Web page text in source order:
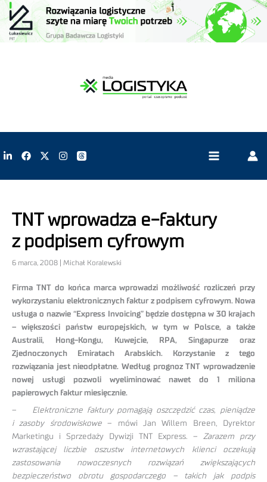
TNT wprowadza e-faktury
z podpisem cyfrowym
6 marca, 2008 | Michał Koralewski
Firma TNT do końca marca wprowadzi możliwość rozliczeń przy
wykorzystaniu elektronicznych faktur z podpisem cyfrowym. Nowa
usługa o nazwie “Express Invoicing” będzie dostępna w 30 krajach
– większości państw europejskich, w tym w Polsce, a także
Australii, Hong-Kongu, Kuwejcie, RPA, Singapurze oraz
Zjednoczonych Emiratach Arabskich. Korzystanie z tego
rozwiązania jest nieodpłatne. Według prognoz TNT wprowadzenie
nowej usługi pozwoli wyeliminować nawet do 1 miliona
papierowych faktur miesięcznie.
– Elektroniczne faktury pomagają oszczędzić czas, pieniądze
i zasoby środowiskowe– mówi Jan Willem Breen, Dyrektor
Marketingu i Sprzedaży Dywizji TNT Express. – Zarazem przy
wzrastającej liczbie oszustw internetowych klienci oczekują
zastosowania nowoczesnych rozwiązań zwiększających
bezpieczeństwo obrotu gospodarczego – takich jak podpis